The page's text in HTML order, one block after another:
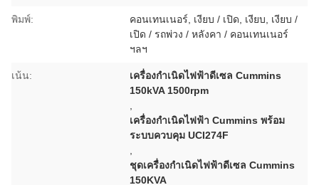
พิมพ์:
คอนเทนเนอร์, เงียบ / เปิด, เงียบ, เงียบ /
เปิด / รถพ่วง / หลังคา / คอนเทนเนอร์
ฯลฯ
เน้น:
เครื่องกำเนิดไฟฟ้าดีเซล Cummins
150kVA 1500rpm
เครื่องกำเนิดไฟฟ้า Cummins พร้อม
ระบบควบคุม UCI274F
ชุดเครื่องกำเนิดไฟฟ้าดีเซล Cummins
150KVA